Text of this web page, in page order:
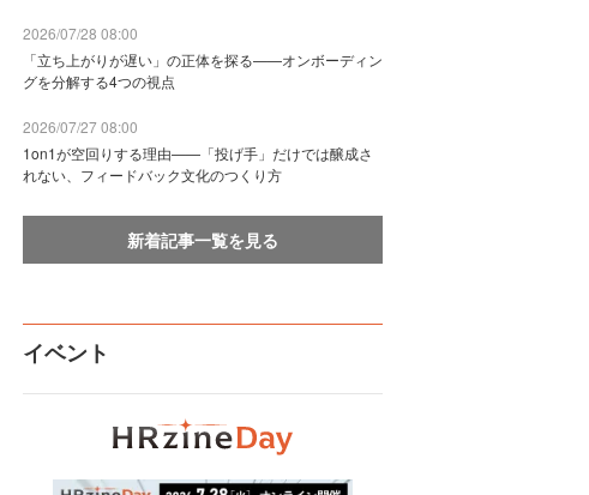
2026/07/28 08:00
「立ち上がりが遅い」の正体を探る——オンボーディン
グを分解する4つの視点
2026/07/27 08:00
1on1が空回りする理由——「投げ手」だけでは醸成さ
れない、フィードバック文化のつくり方
新着記事一覧を見る
イベント